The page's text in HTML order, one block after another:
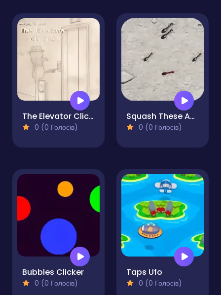
The Elevator Clicker
0 (0 Голосів)
Squash These Ants 2
0 (0 Голосів)
Bubbles Clicker
0 (0 Голосів)
Taps Ufo
0 (0 Голосів)